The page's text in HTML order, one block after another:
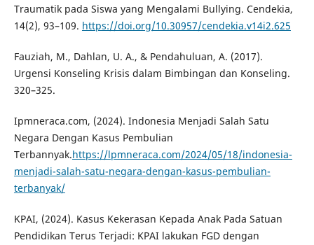
Traumatik pada Siswa yang Mengalami Bullying. Cendekia,
14(2), 93–109. https://doi.org/10.30957/cendekia.v14i2.625
Fauziah, M., Dahlan, U. A., & Pendahuluan, A. (2017).
Urgensi Konseling Krisis dalam Bimbingan dan Konseling.
320–325.
Ipmneraca.com, (2024). Indonesia Menjadi Salah Satu
Negara Dengan Kasus Pembulian
Terbannyak.https://lpmneraca.com/2024/05/18/indonesia-
menjadi-salah-satu-negara-dengan-kasus-pembulian-
terbanyak/
KPAI, (2024). Kasus Kekerasan Kepada Anak Pada Satuan
Pendidikan Terus Terjadi: KPAI lakukan FGD dengan